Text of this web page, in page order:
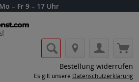
Mo – Fr 9 – 17 Uhr
Bestellung widerrufen
Es gilt unsere Datenschutzerklärung